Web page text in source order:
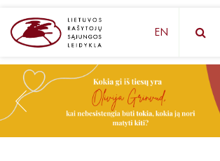
KNYGŲ DĖŽUTĖ - STAIGMENA
Grožinė literatūra
EN